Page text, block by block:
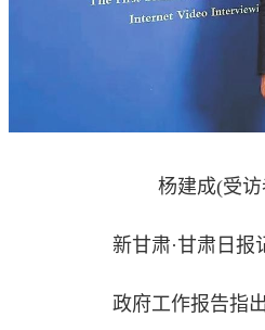
杨建成(受
新甘肃·甘肃日报
政府工作报告指出